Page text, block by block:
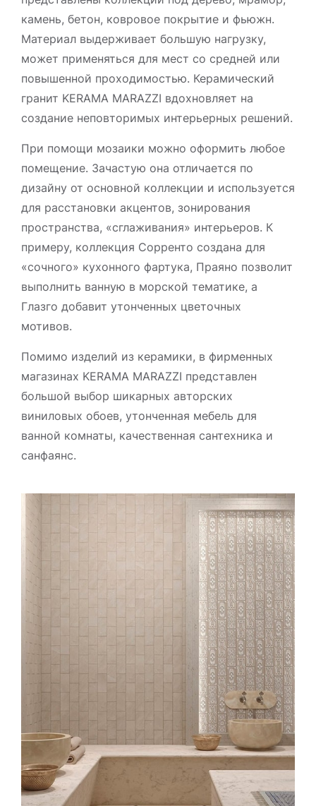
камень, бетон, ковровое покрытие и фьюжн.
Материал выдерживает большую нагрузку,
может применяться для мест со средней или
повышенной проходимостью. Керамический
гранит KERAMA MARAZZI вдохновляет на
создание неповторимых интерьерных решений.
При помощи мозаики можно оформить любое
помещение. Зачастую она отличается по
дизайну от основной коллекции и используется
для расстановки акцентов, зонирования
пространства, «сглаживания» интерьеров. К
примеру, коллекция Сорренто создана для
«сочного» кухонного фартука, Праяно позволит
выполнить ванную в морской тематике, а
Глазго добавит утонченных цветочных
мотивов.
Помимо изделий из керамики, в фирменных
магазинах KERAMA MARAZZI представлен
большой выбор шикарных авторских
виниловых обоев, утонченная мебель для
ванной комнаты, качественная сантехника и
санфаянс.